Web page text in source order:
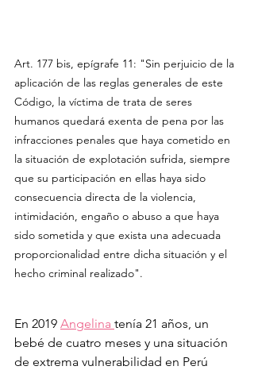
Art. 177 bis, epígrafe 11: "Sin perjuicio de la
aplicación de las reglas generales de este
Código, la víctima de trata de seres
humanos quedará exenta de pena por las
infracciones penales que haya cometido en
la situación de explotación sufrida, siempre
que su participación en ellas haya sido
consecuencia directa de la violencia,
intimidación, engaño o abuso a que haya
sido sometida y que exista una adecuada
proporcionalidad entre dicha situación y el
hecho criminal realizado".
En 2019 Angelina tenía 21 años, un
bebé de cuatro meses y una situación
de extrema vulnerabilidad en Perú